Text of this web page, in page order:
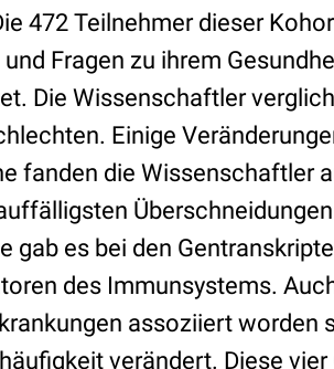
472 Teilnehmer dieser
Fragen zu ihrem
Die Wissenschaftler
Einige
fanden die Wissenschaftler
gab es bei den
des Immunsystems.
assoziiert worden
verändert. Diese